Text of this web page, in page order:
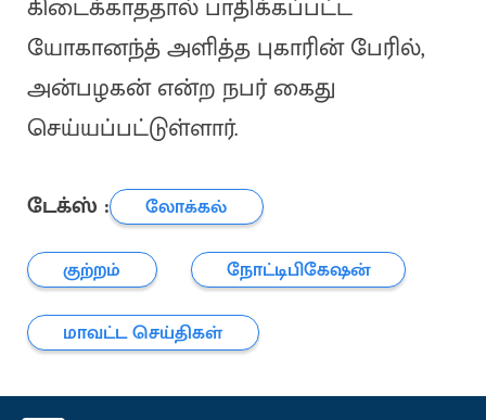
கிடைக்காததால் பாதிக்கப்பட்ட
யோகானந்த் அளித்த புகாரின் பேரில்,
அன்பழகன் என்ற நபர் கைது
செய்யப்பட்டுள்ளார்.
டேக்ஸ் :
லோக்கல்
குற்றம்
நோட்டிபிகேஷன்
மாவட்ட செய்திகள்